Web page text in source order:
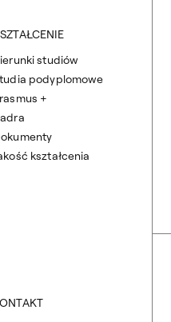
studiów
podyplomowe
+
kształcenia